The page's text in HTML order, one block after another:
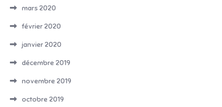
mars 2020
février 2020
janvier 2020
décembre 2019
novembre 2019
octobre 2019